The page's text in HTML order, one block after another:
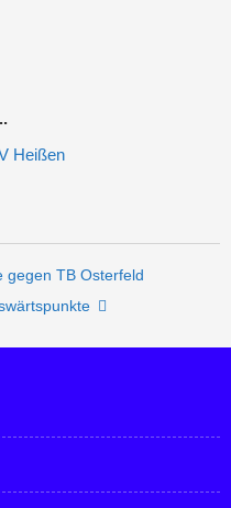
Heißen
gegen TB Osterfeld